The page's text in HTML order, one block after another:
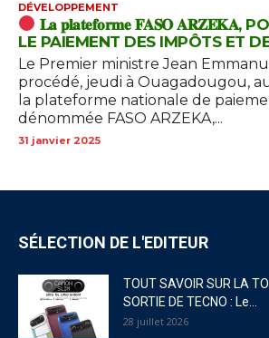
DÉVELOPPEMENT
𝐋𝐚 𝐩𝐥𝐚𝐭𝐞𝐟𝐨𝐫𝐦𝐞 𝐅𝐀𝐒𝐎 𝐀𝐑𝐙𝐄𝐊𝐀,
LE PAIEMENT DES IMPÔTS ET
Le Premier ministre Jean
procédé, jeudi à Ouagadougou,
la plateforme nationale de
dénommée FASO ARZEKA,...
31 janvier 2025
SÉLECTION DE L'EDITEUR
TOUT SAVOIR SUR LA
SORTIE DE TECNO : Le...
28 juillet 2026